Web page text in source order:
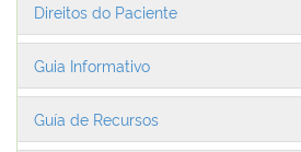
Direitos do Paciente
Guia Informativo
Guía de Recursos